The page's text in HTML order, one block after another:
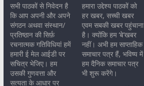
सभी पाठकों से निवेदन है
कि आप अपनी और अपने
संगठन अथवा संस्थान/
प्रतिष्ठान की सिर्फ़
रचनात्मक गतिविधियां हमें
हमारी ई मेल आईडी पर
सचित्र भेजिए। हम
उसकी गुणवत्ता और
सत्यता के आधार पर
हमारा उद्देश्य पाठकों को
हर खबर, सच्ची खबर
एवम सबकी खबर पहुंचाना
है। क्योंकि हम ‘बे’खबर
नहीं। अभी हम साप्ताहिक
समाचार पत्र हैं, भविष्य में
हम दैनिक समाचार पत्र
भी शुरू करेंगे।